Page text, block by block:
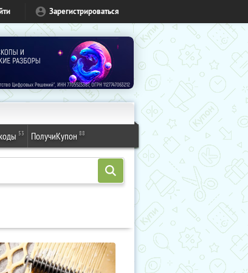
Зарегистрироваться
53 ПолучиКупон 88